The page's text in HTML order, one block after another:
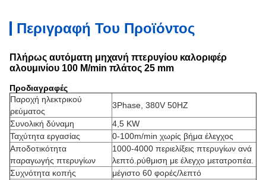
Περιγραφή Του Προϊόντος
Πλήρως αυτόματη μηχανή πτερυγίου καλοριφέρ
αλουμινίου 100 M/min πλάτος 25 mm
Προδιαγραφές
Παροχή ηλεκτρικού
ρεύματος
3Phase, 380V 50HZ
Συνολική δύναμη
4,5 KW
Ταχύτητα εργασίας
0-100m/min χωρίς βήμα έλεγχος
Αποδοτικότητα
παραγωγής πτερυγίων
1000-4000 περιελίξεις πτερυγίων ανά
λεπτό.ρύθμιση με έλεγχο μετατροπέα.
Συχνότητα κοπής
μέγιστο 60 φορές/λεπτό